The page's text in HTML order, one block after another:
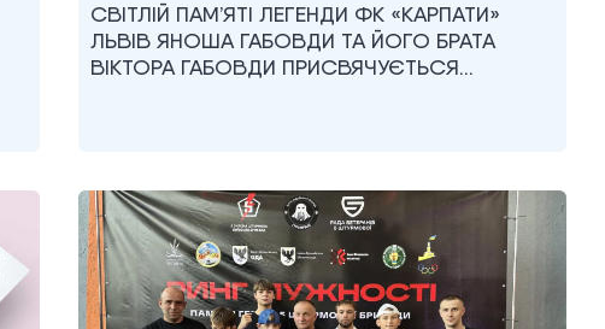
СВІТЛІЙ ПАМ’ЯТІ ЛЕГЕНДИ ФК «КАРПАТИ»
ЛЬВІВ ЯНОША ГАБОВДИ ТА ЙОГО БРАТА
ВІКТОРА ГАБОВДИ ПРИСВЯЧУЄТЬСЯ…